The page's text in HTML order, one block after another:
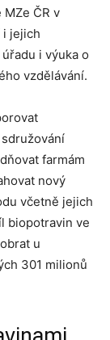
ČR v
i jejich
i výuka o
vzdělávání.
farmám
nový
včetně jejich
biopotravin ve
u
301 milionů